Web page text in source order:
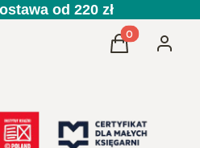
od 220 zł
Produkty w
Koszyk